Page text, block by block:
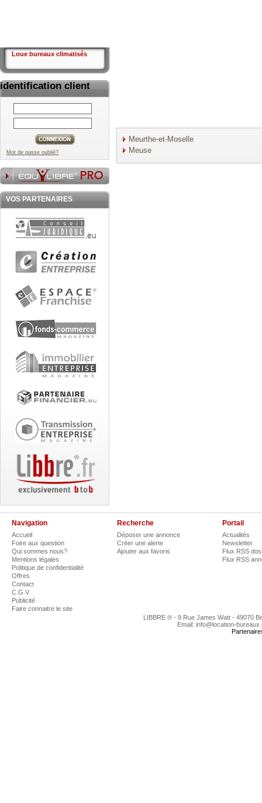
Loue bureaux climatisés
identification client
Mot de passe oublié?
VOS PARTENAIRES
Meurthe-et-Moselle
Meuse
Navigation
Accueil
Foire aux question
Qui sommes nous?
Mentions légales
Politique de confidentialité
Offres
Contact
C.G.V.
Publicité
Faire connaitre le site
Recherche
Déposer une annonce
Créer une alerte
Ajouter aux favoris
Portail
Actualités
Newsletter
Flux RSS
Flux RSS
LIBBRE ® - 9 Rue James Watt - 49070
Email: info@location-